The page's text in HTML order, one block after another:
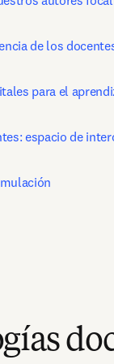
de los
para el
espacio de